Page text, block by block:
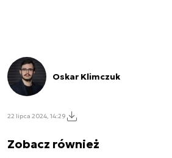
Oskar Klimczuk
22 lipca 2024, 14:29
Zobacz również